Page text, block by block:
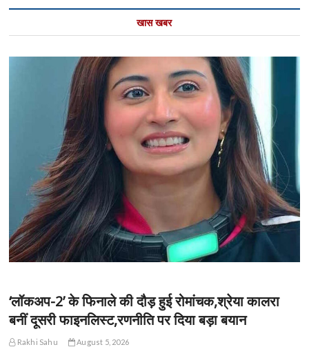
खास खबर
‘लॉकअप-2’ के फिनाले की दौड़ हुई रोमांचक,श्रेया कालरा
बनीं दूसरी फाइनलिस्ट,रणनीति पर दिया बड़ा बयान
Rakhi Sahu August 5, 2026